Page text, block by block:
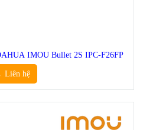
IMOU Bullet 2S IPC-F26FP
Liên hệ